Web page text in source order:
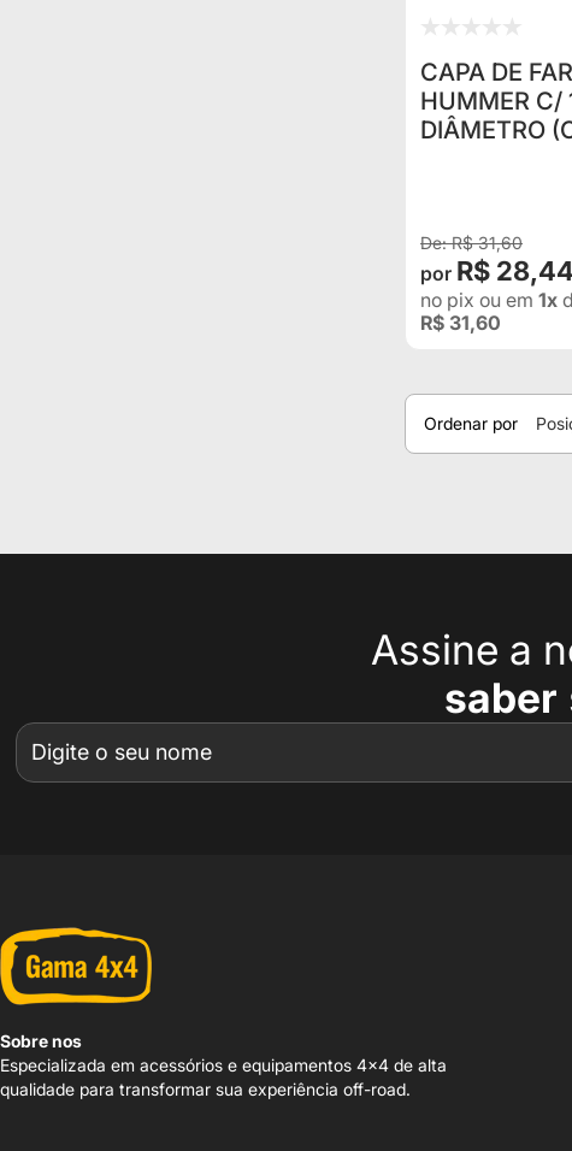
CAPA DE
HUMMER C/
DIÂMETRO
R$ 31,60
R$ 28,44
no pix ou em 1x
R$ 31,60
Ordenar por
Assine a
saber
Sobre nos
Especializada em acessórios e equipamentos 4x4 de alta
qualidade para transformar sua experiência off-road.